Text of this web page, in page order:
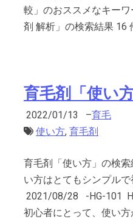
較」のおススメなキー
剤 解析」の検索結果 16
育毛剤「使い
2022/01/13 –育毛
使い方, 育毛剤
育毛剤「使い方」の検
い方はとてもシンプル
2021/08/28 -HG-101
初心者にとって、使い